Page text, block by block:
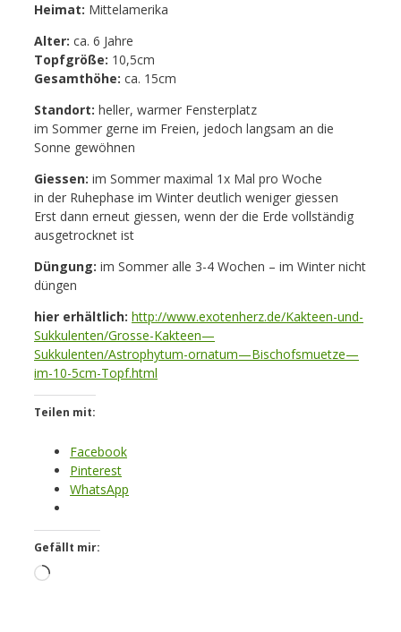
Heimat: Mittelamerika
Alter: ca. 6 Jahre
Topfgröße: 10,5cm
Gesamthöhe: ca. 15cm
Standort: heller, warmer Fensterplatz
im Sommer gerne im Freien, jedoch langsam an die
Sonne gewöhnen
Giessen: im Sommer maximal 1x Mal pro Woche
in der Ruhephase im Winter deutlich weniger giessen
Erst dann erneut giessen, wenn der die Erde vollständig
ausgetrocknet ist
Düngung: im Sommer alle 3-4 Wochen – im Winter nicht
düngen
hier erhältlich: http://www.exotenherz.de/Kakteen-und-
Sukkulenten/Grosse-Kakteen—
Sukkulenten/Astrophytum-ornatum—Bischofsmuetze—
im-10-5cm-Topf.html
Teilen mit:
Facebook
Pinterest
WhatsApp
Gefällt mir:
Loading…